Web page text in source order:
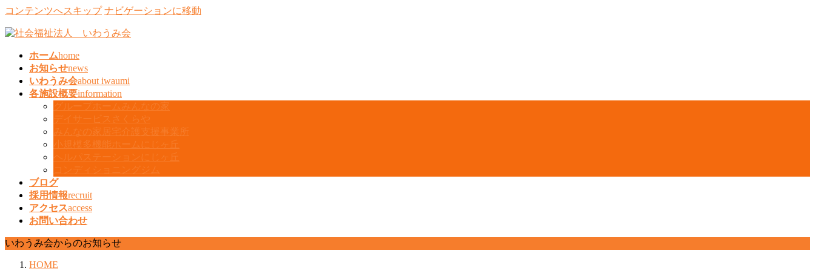
コンテンツへスキップ ナビゲーションに移動
ホームhome
お知らせnews
いわうみ会about iwaumi
各施設概要information
グループホームみんなの家
デイサービスさくらや
みんなの家居宅介護支援事業所
小規模多機能ホームにじヶ丘
ヘルパステーションにじヶ丘
コンディショニングジム
ブログ
採用情報recruit
アクセスaccess
お問い合わせ
いわうみ会からのお知らせ
HOME